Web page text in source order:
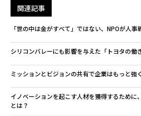
関連記事
「世の中は金がすべて」ではない、NPOが人
シリコンバレーにも影響を与えた「トヨタの働
ミッションとビジョンの共有で企業はもっと強
イノベーションを起こす人材を獲得するために
とは？